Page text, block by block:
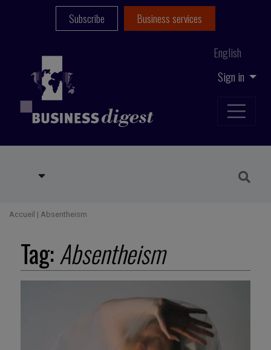
Sign in
English
Subscribe Business services
Accueil | Absentheism
Tag:Absentheism